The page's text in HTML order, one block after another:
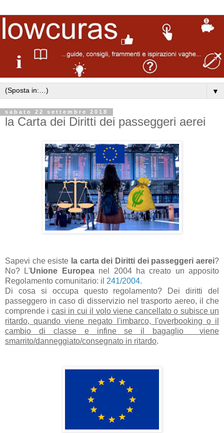
▼
sabato 22 settembre 2018
la Carta dei Diritti dei passeggeri aerei
Sapevi che esiste la carta dei Diritti dei passeggeri aerei?
No? L'Unione Europeanel 2004 ha creato un apposito
Regolamento comunitario: il 241/2004.
Di cosa si occupa questo regolamento? Dei diritti del
passeggero in caso di disservizio nel trasporto aereo, il che
comprende i casi in cui il volo viene cancellato o subisce un
ritardo, quando viene negato l'imbarco, l'overbooking o il
cambio di classe e infine se il bagaglio viene
smarrito/danneggiato/consegnato in ritardo.